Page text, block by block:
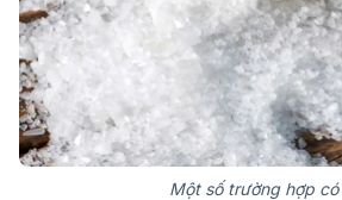
Một số trường hợp